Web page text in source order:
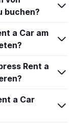
buchen?
a Car am
Rent a
a Car